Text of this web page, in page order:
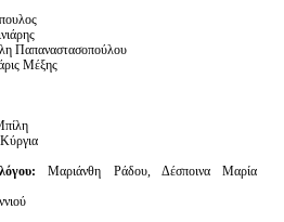
Παπαναστασοπούλου
Μέξης
Μαριάνθη Ράδου, Δέσποινα Μαρία